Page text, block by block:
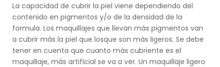
La capacidad de cubrir la piel viene dependiendo del
contenido en pigmentos y/o de la densidad de la
formula. Los maquillajes que llevan más pigmentos van
a cubrir más la piel que losque son más ligeros. Se debe
tener en cuenta que cuanto más cubriente es el
maquillaje, más artificial se va a ver. Un maquillaje ligero